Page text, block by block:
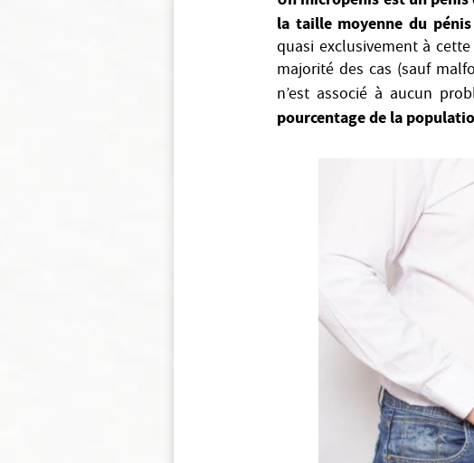
la taille moyenne du pénis
quasi exclusivement à
majorité des cas (sauf
n’est associé à aucun
pourcentage de la